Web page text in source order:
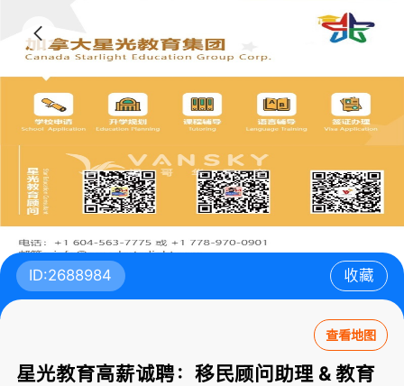
ID:2688984 收藏
查看地图
星光教育高薪诚聘：移民顾问助理 & 教育